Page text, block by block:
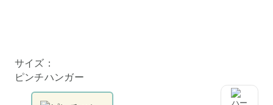
サイズ：
ピンチハンガー